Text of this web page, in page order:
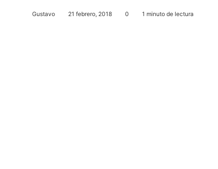
Gustavo 21 febrero, 2018 0 1 minuto de lectura